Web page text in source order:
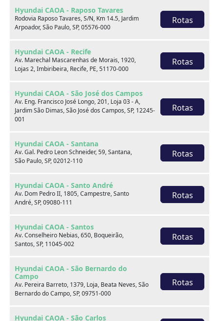
Hyundai CAOA - Raposo Tavares
Rodovia Raposo Tavares, S/N, Km 14.5, Jardim
Arpoador, São Paulo, SP, 05576-000
Rotas
Hyundai CAOA - Recife
Av. Marechal Mascarenhas de Morais, 1920,
Lojas 2, Imbiribeira, Recife, PE, 51170-000
Rotas
Hyundai CAOA - São José dos Campos
Av. Eng. Francisco José Longo, 201, Loja 03 - A,
Jardim São Dimas, São José dos Campos, SP, 12245-
001
Rotas
Hyundai CAOA - Santana
Av. Gal. Pedro Leon Schneider, 59, Santana,
São Paulo, SP, 02012-110
Rotas
Hyundai CAOA - Santo André
Av. Dom Pedro II, 1805, Campestre, Santo
André, SP, 09080-111
Rotas
Hyundai CAOA - Santos
Av. Conselheiro Nebias, 650, Boqueirão,
Santos, SP, 11045-002
Rotas
Hyundai CAOA - São Bernardo do
Campo
Av. Pereira Barreto, 1379, Loja, Beata Neves, São
Bernardo do Campo, SP, 09751-000
Rotas
Hyundai CAOA - São Carlos
Hyundai HB20S
2025 24.000 km
Por:R$81.990,00
Saiba mais